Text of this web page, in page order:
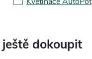
dokoupit